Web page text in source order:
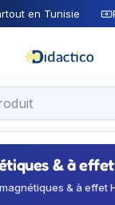
en Tunisie
& à
& à effet